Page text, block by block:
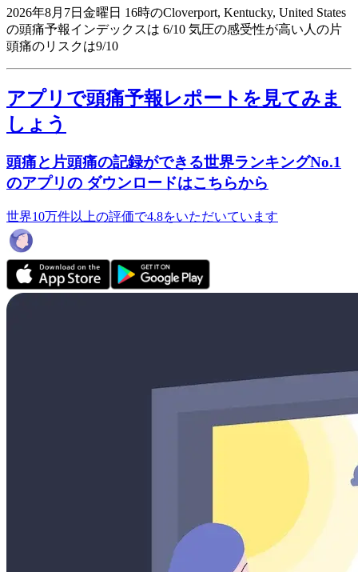
2026年8月7日金曜日 16時のCloverport, Kentucky, United States
の頭痛予報インデックスは 6/10 気圧の感受性が高い人の片
頭痛のリスクは9/10
アプリで頭痛予報レポートを見てみま
しょう
頭痛と片頭痛の記録ができる世界ランキングNo.1
のアプリの ダウンロードはこちらから
世界10万件以上の評価で4.8をいただいています